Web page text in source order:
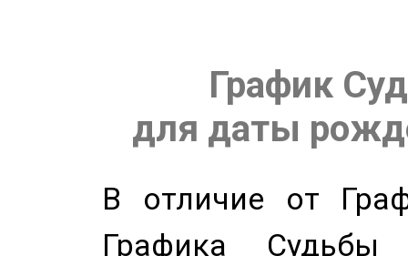
График
для даты
В отличие от
Графика